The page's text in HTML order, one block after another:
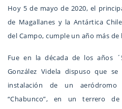
Hoy 5 de mayo de 2020, el
de Magallanes y la Antártica
del Campo, cumple un año más
Fue en la década de los años
González Videla dispuso que
instalación de un
“Chabunco”, en un terrero de